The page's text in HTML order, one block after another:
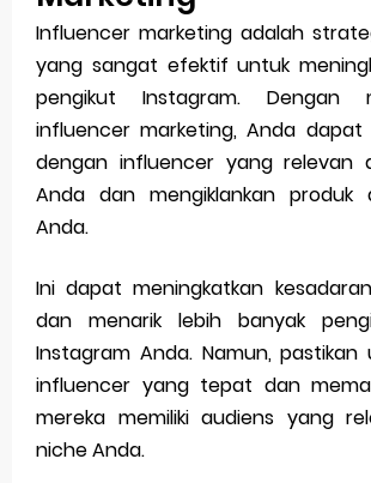
Influencer marketing adalah
yang sangat efektif untuk
pengikut Instagram. Dengan
influencer marketing, Anda dapat
dengan influencer yang relevan
Anda dan mengiklankan produk
Anda.
Ini dapat meningkatkan
dan menarik lebih banyak
Instagram Anda. Namun, pastikan
influencer yang tepat dan
mereka memiliki audiens yang
niche Anda.